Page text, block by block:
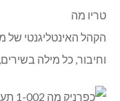
טריו מה
הקהל האינטליגנטי של
וחיבור, כל מילה